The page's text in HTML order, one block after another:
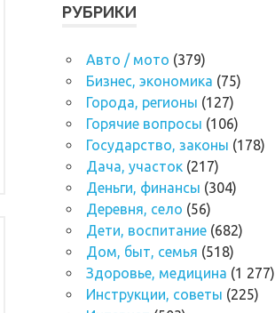
РУБРИКИ
Авто / мото (379)
Бизнес, экономика (75)
Города, регионы (127)
Горячие вопросы (106)
Государство, законы (178)
Дача, участок (217)
Деньги, финансы (304)
Деревня, село (56)
Дети, воспитание (682)
Дом, быт, семья (518)
Здоровье, медицина (1 277)
Инструкции, советы (225)